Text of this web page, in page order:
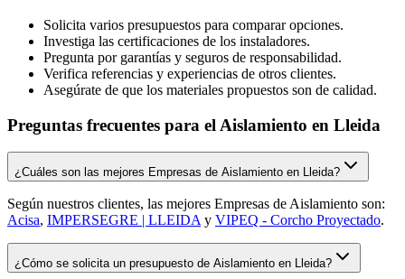
Solicita varios presupuestos para comparar opciones.
Investiga las certificaciones de los instaladores.
Pregunta por garantías y seguros de responsabilidad.
Verifica referencias y experiencias de otros clientes.
Asegúrate de que los materiales propuestos son de calidad.
Preguntas frecuentes para el Aislamiento en Lleida
¿Cuáles son las mejores Empresas de Aislamiento en Lleida?
Según nuestros clientes, las mejores Empresas de Aislamiento son:
Acisa, IMPERSEGRE | LLEIDA y VIPEQ - Corcho Proyectado.
¿Cómo se solicita un presupuesto de Aislamiento en Lleida?